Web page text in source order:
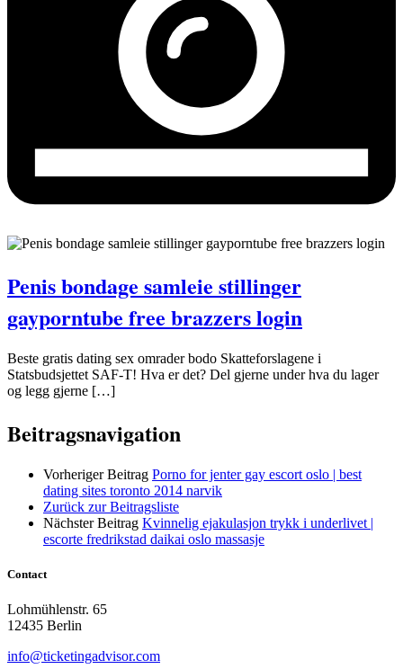
Penis bondage samleie stillinger
gayporntube free brazzers login
Beste gratis dating sex omrader bodo Skatteforslagene i
Statsbudsjettet SAF-T! Hva er det? Del gjerne under hva du lager
og legg gjerne […]
Beitragsnavigation
Vorheriger Beitrag Porno for jenter gay escort oslo | best
dating sites toronto 2014 narvik
Zurück zur Beitragsliste
Nächster Beitrag Kvinnelig ejakulasjon trykk i underlivet |
escorte fredrikstad daikai oslo massasje
Contact
Lohmühlenstr. 65
12435 Berlin
info@ticketingadvisor.com